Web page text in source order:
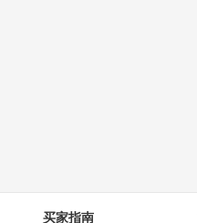
买家指南